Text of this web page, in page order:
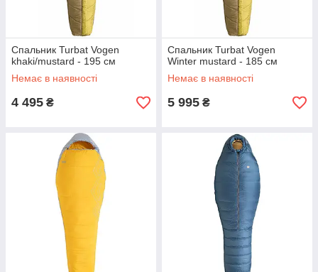
Спальник Turbat Vogen
khaki/mustard - 195 см
Немає в наявності
4 495 ₴
Спальник Turbat Vogen
Winter mustard - 185 см
Немає в наявності
5 995 ₴